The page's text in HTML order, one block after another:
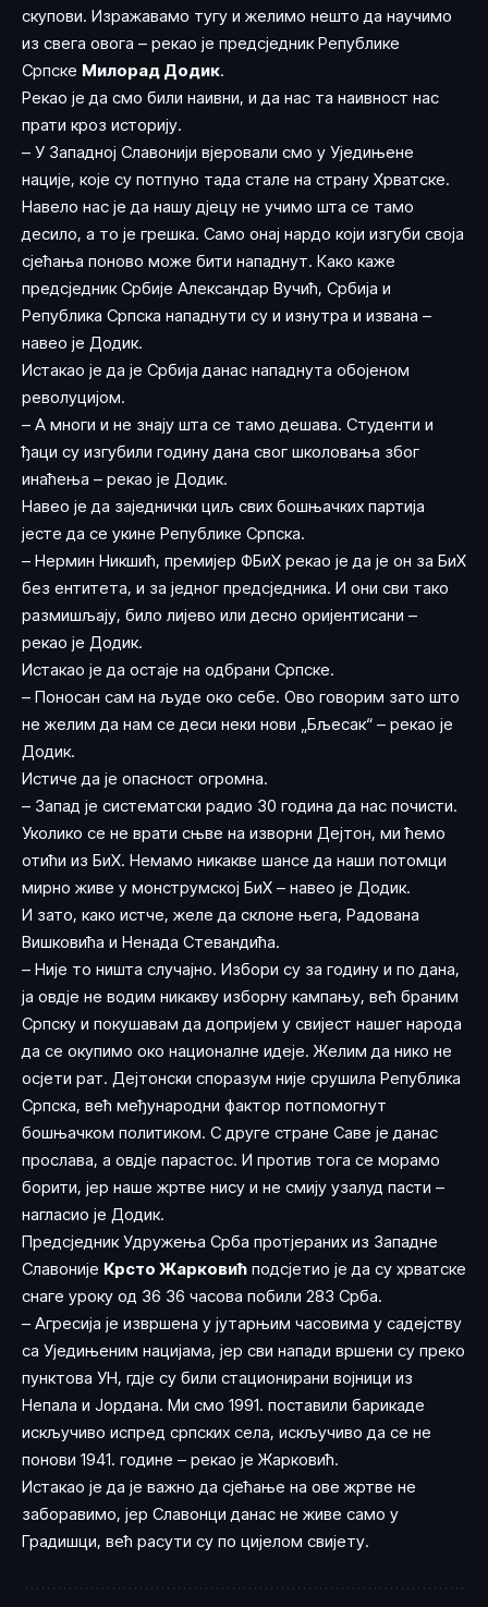
скупови. Изражавамо тугу и желимо нешто да научимо
из свега овога – рекао је предсједник Републике
Српске Милорад Додик.
Рекао је да смо били наивни, и да нас та наивност нас
прати кроз историју.
– У Западној Славонији вјеровали смо у Уједињене
нације, које су потпуно тада стале на страну Хрватске.
Навело нас је да нашу дјецу не учимо шта се тамо
десило, а то је грешка. Само онај нардо који изгуби своја
сјећања поново може бити нападнут. Како каже
предсједник Србије Александар Вучић, Србија и
Република Српска нападнути су и изнутра и извана –
навео је Додик.
Истакао је да је Србија данас нападнута обојеном
револуцијом.
– А многи и не знају шта се тамо дешава. Студенти и
ђаци су изгубили годину дана свог школовања због
инаћења – рекао је Додик.
Навео је да заједнички циљ свих бошњачких партија
јесте да се укине Републике Српска.
– Нермин Никшић, премијер ФБиХ рекао је да је он за БиХ
без ентитета, и за једног предсједника. И они сви тако
размишљају, било лијево или десно оријентисани –
рекао је Додик.
Истакао је да остаје на одбрани Српске.
– Поносан сам на људе око себе. Ово говорим зато што
не желим да нам се деси неки нови „Бљесак“ – рекао је
Додик.
Истиче да је опасност огромна.
– Запад је систематски радио 30 година да нас почисти.
Уколико се не врати сњве на изворни Дејтон, ми ћемо
отићи из БиХ. Немамо никакве шансе да наши потомци
мирно живе у монструмској БиХ – навео је Додик.
И зато, како истче, желе да склоне њега, Радована
Вишковића и Ненада Стевандића.
– Није то ништа случајно. Избори су за годину и по дана,
ја овдје не водим никакву изборну кампању, већ браним
Српску и покушавам да допријем у свијест нашег народа
да се окупимо око националне идеје. Желим да нико не
осјети рат. Дејтонски споразум није срушила Република
Српска, већ међународни фактор потпомогнут
бошњачком политиком. С друге стране Саве је данас
прослава, а овдје парастос. И против тога се морамо
борити, јер наше жртве нису и не смију узалуд пасти –
нагласио је Додик.
Предсједник Удружења Срба протјераних из Западне
Славоније Крсто Жарковић подсјетио је да су хрватске
снаге уроку од 36 36 часова побили 283 Срба.
– Агресија је извршена у јутарњим часовима у садејству
са Уједињеним нацијама, јер сви напади вршени су преко
пунктова УН, гдје су били стационирани војници из
Непала и Јордана. Ми смо 1991. поставили барикаде
искључиво испред српских села, искључиво да се не
понови 1941. године – рекао је Жарковић.
Истакао је да је важно да сјећање на ове жртве не
заборавимо, јер Славонци данас не живе само у
Градишци, већ расути су по цијелом свијету.